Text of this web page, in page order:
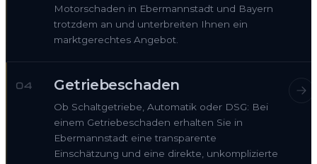
Motorschaden in Ebermannstadt und Bayern
trotzdem an und unterbreiten Ihnen ein
marktgerechtes Angebot.
04 Getriebeschaden
Ob Schaltgetriebe, Automatik oder DSG: Bei
einem Getriebeschaden erhalten Sie in
Ebermannstadt eine transparente
Einschätzung und eine direkte, unkomplizierte